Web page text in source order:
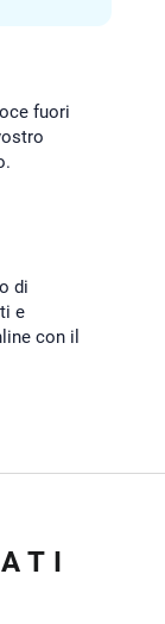
fuori
di
e
con il